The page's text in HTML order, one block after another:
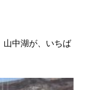
山中湖が、いちば